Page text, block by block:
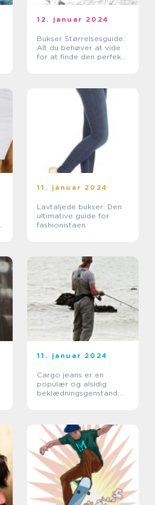
12. januar 2024
Bukser Størrelsesguide:
Alt du behøver at vide
for at finde den perfekte
11. januar 2024
Lavtaljede bukser: Den
ultimative guide for
fashionistaen
11. januar 2024
Cargo jeans er en
populær og alsidig
beklædningsgenstand,
karakter